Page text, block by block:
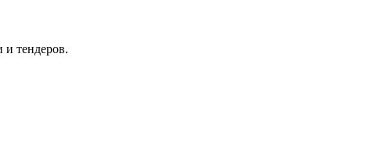
и тендеров.